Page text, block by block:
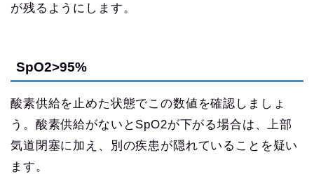
が残るようにします。
SpO2>95%
酸素供給を止めた状態でこの数値を確認しましょ
う。酸素供給がないとSpO2が下がる場合は、上部
気道閉塞に加え、別の疾患が隠れていることを疑い
ます。